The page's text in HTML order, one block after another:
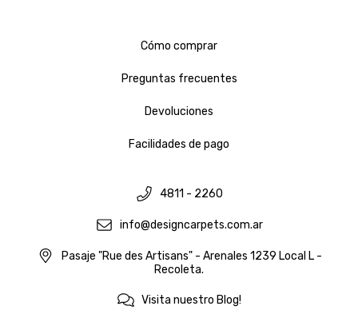
Cómo comprar
Preguntas frecuentes
Devoluciones
Facilidades de pago
4811 - 2260
info@designcarpets.com.ar
Pasaje "Rue des Artisans" - Arenales 1239 Local L -
Recoleta.
Visita nuestro Blog!